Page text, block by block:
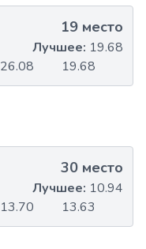
19 место
26.08 19.68
Лучшее: 19.68
30 место
13.70 13.63
Лучшее: 10.94